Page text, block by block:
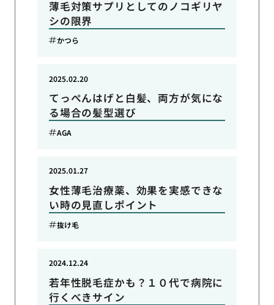
薄毛対策サプリとしてのノコギリヤ
シの限界
かつら
てっぺんはげと白髪、両方が気にな
る場合の髪型選び
2025.02.20
AGA
女性薄毛治療薬、効果を実感できな
い時の見直しポイント
2025.01.27
抜け毛
若年性脱毛症かも？１０代で病院に
行くべきサイン
2024.12.24